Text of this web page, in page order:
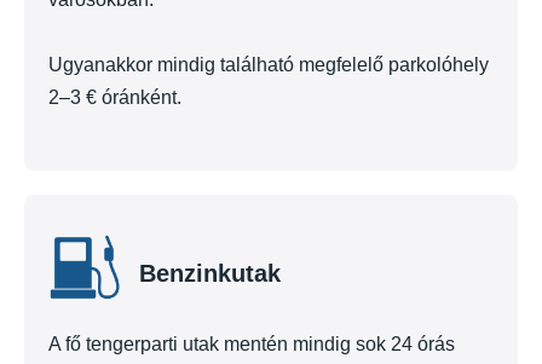
Ugyanakkor mindig található megfelelő parkolóhely
2–3 € óránként.
Benzinkutak
A fő tengerparti utak mentén mindig sok 24 órás